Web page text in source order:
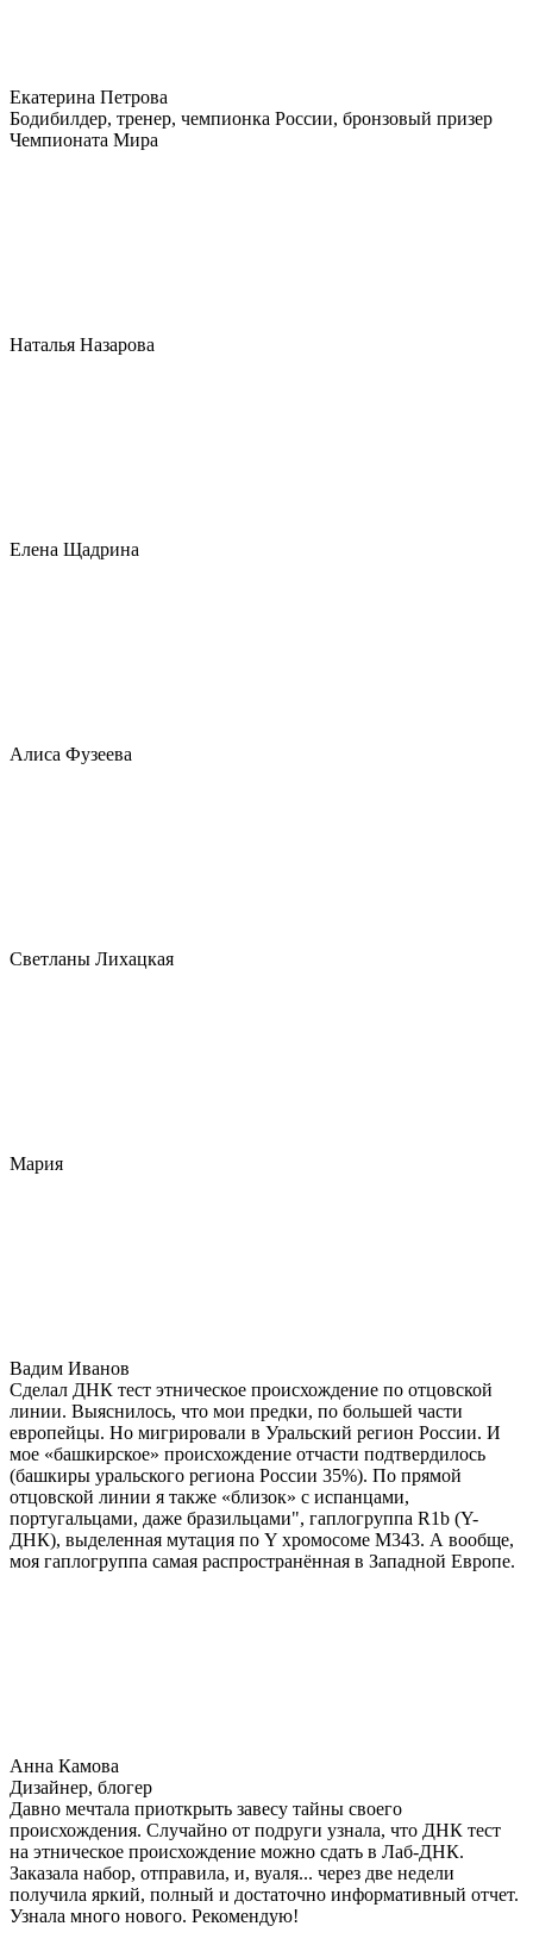
Екатерина Петрова
Бодибилдер, тренер, чемпионка России, бронзовый призер
Чемпионата Мира
Наталья Назарова
Елена Щадрина
Алиса Фузеева
Светланы Лихацкая
Мария
Вадим Иванов
Сделал ДНК тест этническое происхождение по отцовской
линии. Выяснилось, что мои предки, по большей части
европейцы. Но мигрировали в Уральский регион России. И
мое «башкирское» происхождение отчасти подтвердилось
(башкиры уральского региона России 35%). По прямой
отцовской линии я также «близок» с испанцами,
португальцами, даже бразильцами", гаплогруппа R1b (Y-
ДНК), выделенная мутация по Y хромосоме М343. А вообще,
моя гаплогруппа самая распространённая в Западной Европе.
Анна Камова
Дизайнер, блогер
Давно мечтала приоткрыть завесу тайны своего
происхождения. Случайно от подруги узнала, что ДНК тест
на этническое происхождение можно сдать в Лаб-ДНК.
Заказала набор, отправила, и, вуаля... через две недели
получила яркий, полный и достаточно информативный отчет.
Узнала много нового. Рекомендую!